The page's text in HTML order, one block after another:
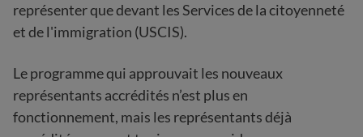
représenter que devant les Services de la citoyenneté
et de l'immigration (USCIS).
Le programme qui approuvait les nouveaux
représentants accrédités n’est plus en
fonctionnement, mais les représentants déjà